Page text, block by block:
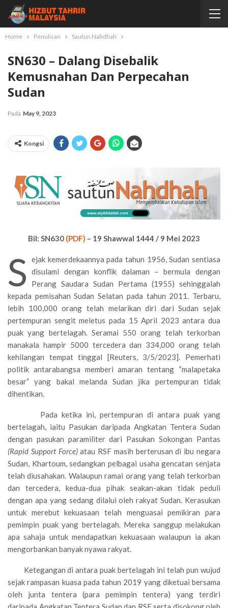
Home Penulisan Sautun Nahdhah
SN630 – Dalang Disebalik
Kemusnahan Dan Perpecahan
Sudan
Pada May 9, 2023
Kongsi
Bil: SN630 (PDF) – 19 Shawwal 1444 / 9 Mei 2023
S
ejak kemerdekaannya pada tahun 1956, Sudan sentiasa
disulami dengan konflik dalaman – bermula dengan
Perang Saudara Sudan Pertama (1955) sehinggalah
kepada pemisahan Sudan Selatan pada tahun 2011. Terbaru,
lebih 100,000 orang telah melarikan diri dari Sudan sejak
pertempuran sengit meletus pada 15 April 2023 antara dua
puak yang bertelagah. Seramai 550 orang telah terkorban
manakala hampir 5000 tercedera dan 334,000 orang telah
kehilangan tempat tinggal [Reuters, 3/5/2023]. Pemerhati
politik antarabangsa memberi amaran tentang “malapetaka
besar” yang bakal melanda Sudan jika pertempuran tidak
dihentikan.
Pada ketika ini, pertempuran di antara puak yang
bertelagah, iaitu Pasukan daripada Angkatan Tentera Sudan
dengan pasukan paramiliter dari Pasukan Sokongan Pantas
(Rapid Support Force)atau RSF masih berterusan di ibu negara
Sudan, Khartoum, sedangkan pelbagai usaha gencatan senjata
telah diusahakan. Walaupun ramai orang yang telah terkorban
dan tercedera, kedua-dua pihak seakan-akan tidak peduli
dengan apa yang sedang dilalui oleh rakyat Sudan. Kerasukan
untuk merebut kekuasaan telah menguasai pemikiran para
pemimpin puak yang bertelagah. Mereka sanggup melakukan
apa sahaja untuk mendapatkan kekuasaan walaupun ia akan
mengorbankan banyak nyawa rakyat.
Ketegangan di antara puak bertelagah ini telah pun wujud
sejak rampasan kuasa pada tahun 2019 yang diketuai bersama
oleh junta tentera (para pemimpin tentera) yang terdiri